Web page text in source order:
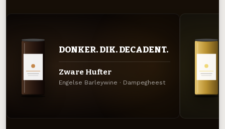
DONKER. DIK. DECADENT.
Zware Hufter
Engelse Barleywine · Dampegheest